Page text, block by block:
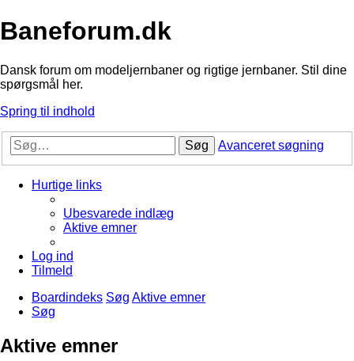
Baneforum.dk
Dansk forum om modeljernbaner og rigtige jernbaner. Stil dine
spørgsmål her.
Spring til indhold
Søg Avanceret søgning
Hurtige links
Ubesvarede indlæg
Aktive emner
Log ind
Tilmeld
Boardindeks Søg Aktive emner
Søg
Aktive emner